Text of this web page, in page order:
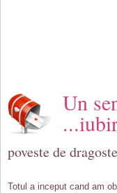
Un
poveste de
Totul a inceput cand am